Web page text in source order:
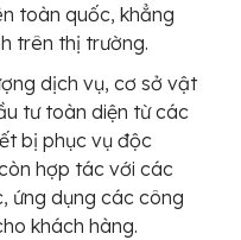
toàn quốc, khẳng
trên thị trường.
dịch vụ, cơ sở vật
tư toàn diện từ các
bị phục vụ độc
hợp tác với các
ứng dụng các công
khách hàng.